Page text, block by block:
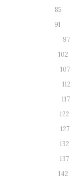
85
91
97
102
107
112
117
122
127
132
137
142